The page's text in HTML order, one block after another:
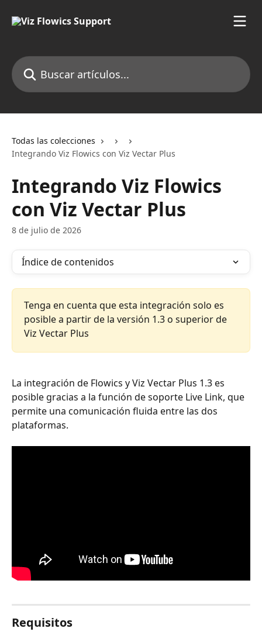
Buscar artículos...
Todas las colecciones
Integrando Viz Flowics con Viz Vectar Plus
Integrando Viz Flowics
con Viz Vectar Plus
8 de julio de 2026
Índice de contenidos
Tenga en cuenta que esta integración solo es
posible a partir de la versión 1.3 o superior de
Viz Vectar Plus
La integración de Flowics y Viz Vectar Plus 1.3 es
posible gracias a la función de soporte Live Link, que
permite una comunicación fluida entre las dos
plataformas.
Requisitos